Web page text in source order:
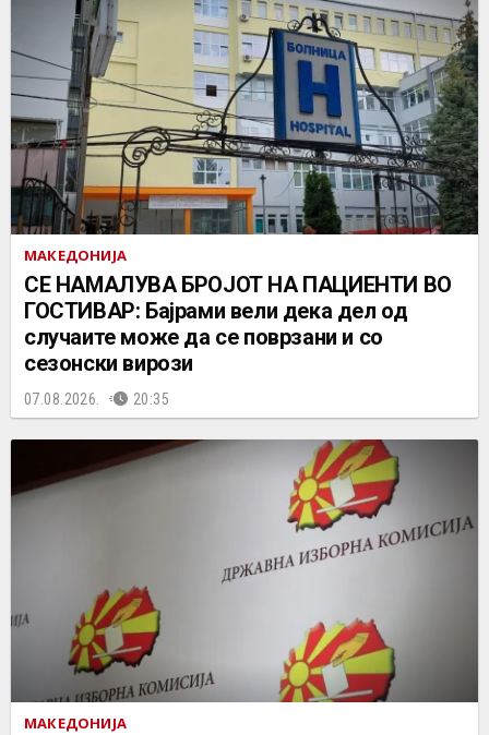
МАКЕДОНИЈА
СЕ НАМАЛУВА БРОЈОТ НА ПАЦИЕНТИ ВО
ГОСТИВАР: Бајрами вели дека дел од
случаите може да се поврзани и со
сезонски вирози
07.08.2026. 20:35
МАКЕДОНИЈА